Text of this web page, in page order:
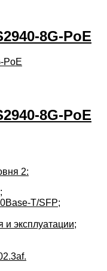
8G-PoE
8G-PoE
2:
T/SFP;
и эксплуатации;